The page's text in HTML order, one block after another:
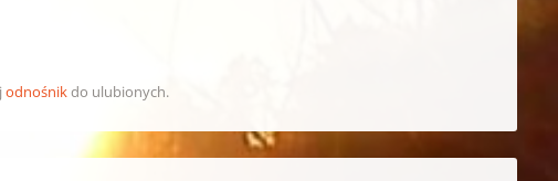
odnośnikdo ulubionych.